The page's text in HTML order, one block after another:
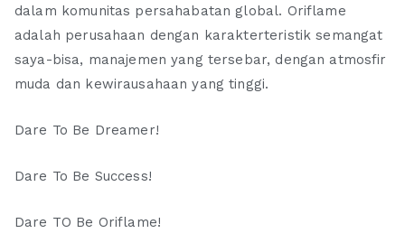
dalam komunitas persahabatan global. Oriflame
adalah perusahaan dengan karakterteristik semangat
saya-bisa, manajemen yang tersebar, dengan atmosfir
muda dan kewirausahaan yang tinggi.
Dare To Be Dreamer!
Dare To Be Success!
Dare TO Be Oriflame!